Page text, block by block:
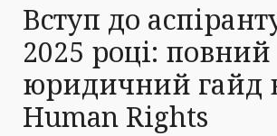
Вступ до
2025 році: повний
юридичний гайд
Human Rights